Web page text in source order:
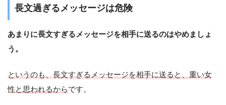
長文過ぎるメッセージは危険
あまりに長文すぎるメッセージを相手に送るのはやめましょ
う。
というのも、長文すぎるメッセージを相手に送ると、重い女
性と思われるからです。